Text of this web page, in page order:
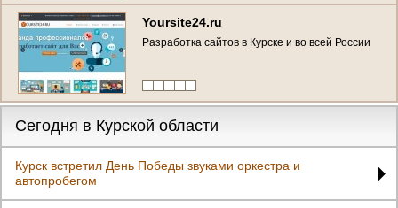
Yoursite24.ru
Разработка сайтов в Курске и во всей России
Сегодня в Курской области
Курск встретил День Победы звуками оркестра и
автопробегом